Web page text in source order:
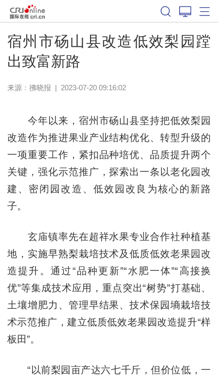
宿州市砀山县改造低效梨园蹚
出致富新路
来源： 拂晓报 | 2023-07-20 09:16:02
今年以来，宿州市砀山县坚持把低效梨园
改造作为推进果业产业结构优化、转型升级的
一项重要工作，紧扣品种培优、品质提升两个
关键，强化示范推广，探索出一条以老化园改
建、密闭园改造、低效园改良为核心的新路
子。
玄庙镇率先在超祥水果专业合作社种植基
地，实施早熟梨栽培技术及低质低效老果园改
造提升。通过“品种更新”“水肥一体”“高接换
优”等集成技术应用，重点突出“树势”打基础、
土壤增肥力、管理早结果、技术保园墒栽培技
术示范推广，建立低质低效老果园改造提升“样
板田”。
“以前梨园亩产达六七千斤，但价位低，一